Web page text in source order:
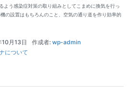
よう感染症対策の取り組みとしてこまめに換気を行っ
の設置はもちろんのこと、空気の通り道を作り効率的
月13日 作成者: wp-admin
について